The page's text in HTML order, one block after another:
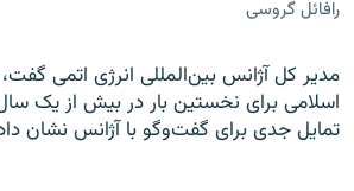
رافائل گروسی
مدیر کل آژانس بین‌المللی انرژی اتمی
اسلامی برای نخستین بار در بیش از یک
تمایل جدی برای گفت‌وگو با آژانس نشان